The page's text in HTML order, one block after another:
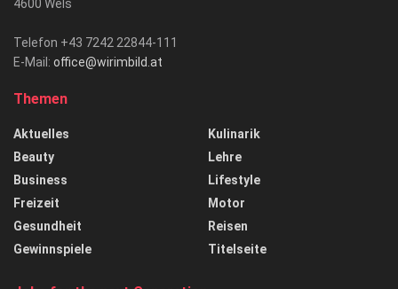
4600 Wels
Telefon +43 7242 22844-111
E-Mail: office@wirimbild.at
Themen
Aktuelles
Beauty
Business
Freizeit
Gesundheit
Gewinnspiele
Kulinarik
Lehre
Lifestyle
Motor
Reisen
Titelseite